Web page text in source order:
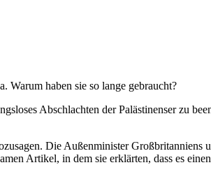
Warum haben sie so lange gebraucht?
Abschlachten der Palästinenser zu
Die Außenminister Großbritanniens
Artikel, in dem sie erklärten, dass es